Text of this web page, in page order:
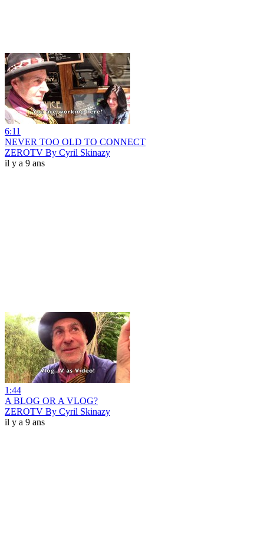
6:11
NEVER TOO OLD TO CONNECT
ZEROTV By Cyril Skinazy
il y a 9 ans
1:44
A BLOG OR A VLOG?
ZEROTV By Cyril Skinazy
il y a 9 ans